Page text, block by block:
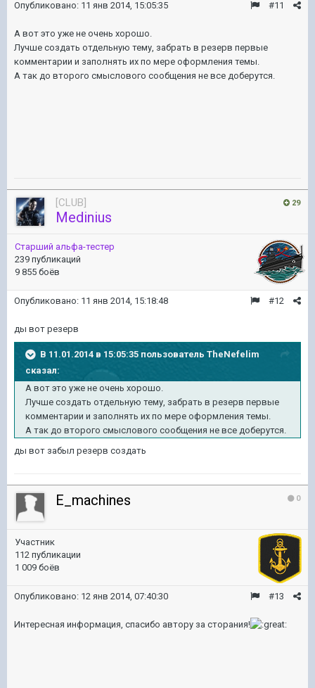
#11
Опубликовано: 11 янв 2014, 15:05:35
А вот это уже не очень хорошо.
Лучше создать отдельную тему, забрать в резерв первые
комментарии и заполнять их по мере оформления темы.
А так до второго смыслового сообщения не все доберутся.
29
[CLUB]
Medinius
Старший альфа-тестер
239 публикаций
9 855 боёв
#12
Опубликовано: 11 янв 2014, 15:18:48
ды вот резерв
В 11.01.2014 в 15:05:35 пользователь TheNefelim
сказал:
А вот это уже не очень хорошо.
Лучше создать отдельную тему, забрать в резерв первые
комментарии и заполнять их по мере оформления темы.
А так до второго смыслового сообщения не все доберутся.
ды вот забыл резерв создать
0
E_machines
Участник
112 публикации
1 009 боёв
#13
Опубликовано: 12 янв 2014, 07:40:30
Интересная информация, спасибо автору за сторания!